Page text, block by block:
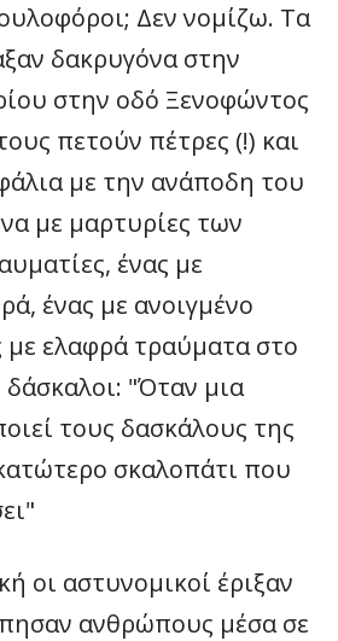
Δεν νομίζω. Τα
δακρυγόνα στην
στην οδό Ξενοφώντος
πετούν πέτρες (!) και
με την ανάποδη του
με μαρτυρίες των
ένας με
ένας με ανοιγμένο
με ελαφρά τραύματα στο
δάσκαλοι: "Όταν μια
τους δασκάλους της
σκαλοπάτι που
οι αστυνομικοί έριξαν
ανθρώπους μέσα σε